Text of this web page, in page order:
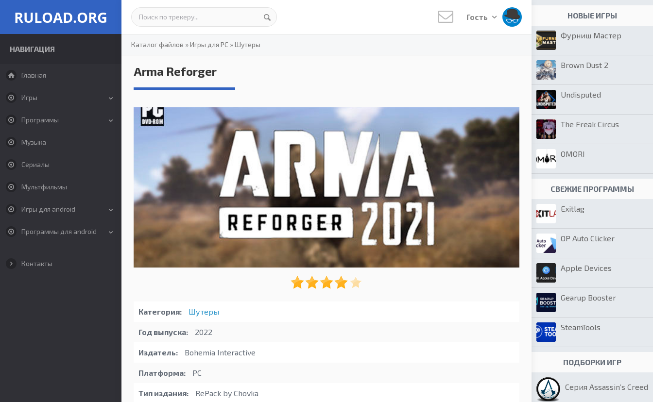
RULOAD.ORG
НАВИГАЦИЯ
Главная
Игры
Программы
Музыка
Сериалы
Мультфильмы
Игры для android
Программы для android
Контакты
Гость
Каталог файлов »Игры для PC »Шутеры
Arma Reforger
Категория: Шутеры
Год выпуска: 2022
Издатель: Bohemia Interactive
Платформа: PC
Тип издания: RePack by Chovka
НОВЫЕ ИГРЫ
Фурниш Мастер
Brown Dust 2
Undisputed
The Freak Circus
OMORI
СВЕЖИЕ ПРОГРАММЫ
Exitlag
OP Auto Clicker
Apple Devices
Gearup Booster
SteamTools
ПОДБОРКИ ИГР
Серия Assassin’s Creed